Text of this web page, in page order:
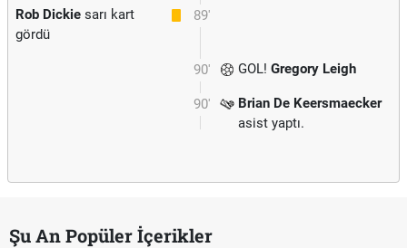
89'
Rob Dickie sarı kart
gördü
90' GOL! Gregory Leigh
90'
Brian De Keersmaecker
asist yaptı.
Şu An Popüler İçerikler